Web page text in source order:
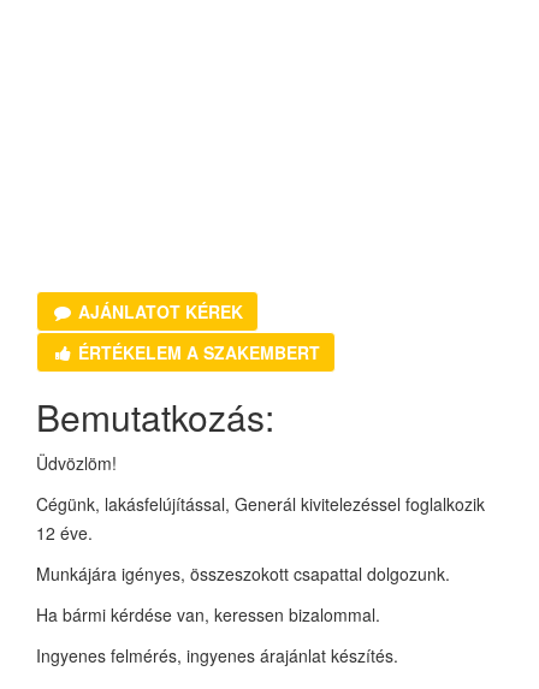
AJÁNLATOT KÉREK
ÉRTÉKELEM A SZAKEMBERT
Bemutatkozás:
Üdvözlöm!
Cégünk, lakásfelújítással, Generál kivitelezéssel foglalkozik
12 éve.
Munkájára igényes, összeszokott csapattal dolgozunk.
Ha bármi kérdése van, keressen bizalommal.
Ingyenes felmérés, ingyenes árajánlat készítés.